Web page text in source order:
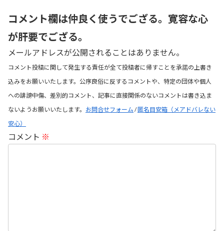
コメント欄は仲良く使うでござる。寛容な心
が肝要でござる。
メールアドレスが公開されることはありません。
コメント投稿に関して発生する責任が全て投稿者に帰すことを承諾の上書き
込みをお願いいたします。公序良俗に反するコメントや、特定の団体や個人
への誹謗中傷、差別的コメント、記事に直接関係のないコメントは書き込ま
ないようお願いいたします。 お問合せフォーム /匿名目安箱（メアドバレない
安心）
コメント ※